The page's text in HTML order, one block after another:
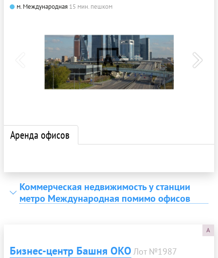
м. Международная 15 мин. пешком
Аренда офисов
Коммерческая недвижимость у станции
метро Международная помимо офисов
A
Бизнес-центр Башня ОКО Лот №1987